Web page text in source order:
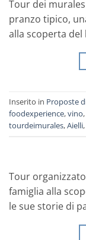
Tour dei
pranzo tipico,
alla scoperta
Inserito in Proposte
foodexperience,vino,
tourdeimurales,Aielli,
Tour
famiglia alla
le sue storie di